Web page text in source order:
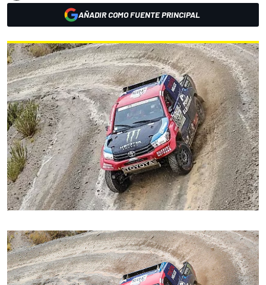
AÑADIR COMO FUENTE PRINCIPAL